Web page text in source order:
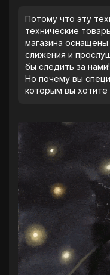
Потому что эту
технические
магазина
слижения и
бы следить за нами!
Но почему вы
которым вы